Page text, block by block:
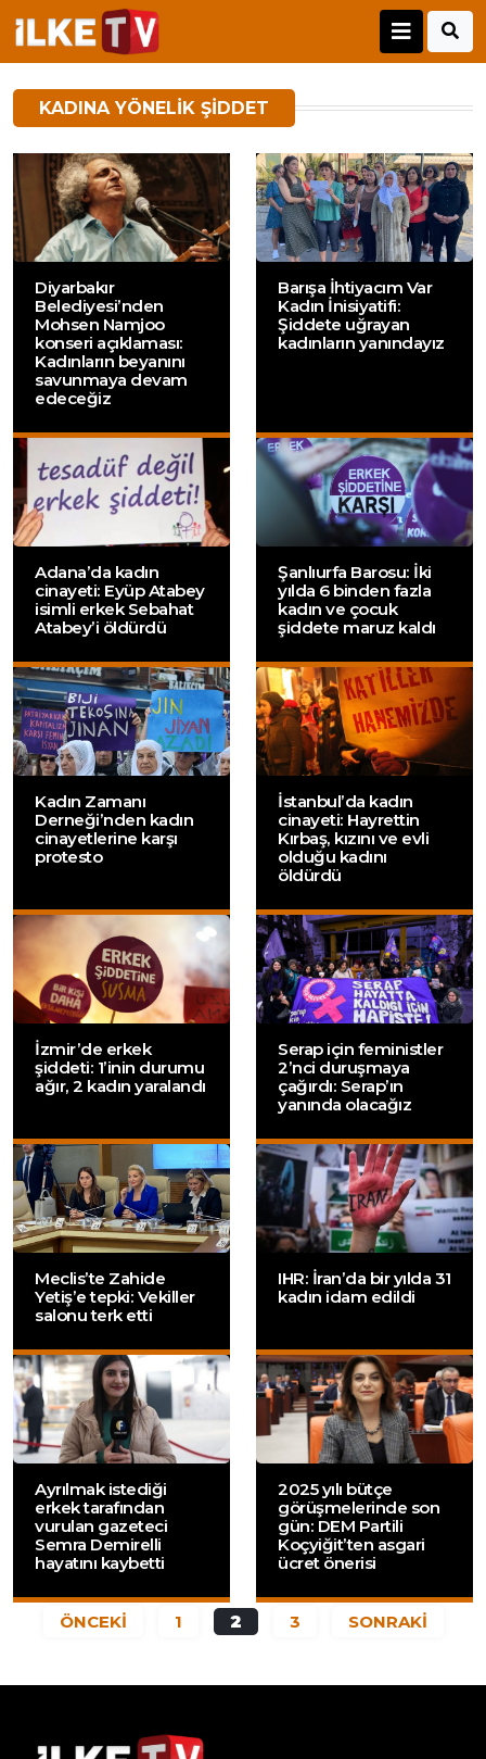
KADINA YÖNELIK ŞIDDET
Diyarbakır
Belediyesi’nden
Mohsen Namjoo
konseri açıklaması:
Kadınların beyanını
savunmaya devam
edeceğiz
Barışa İhtiyacım Var
Kadın İnisiyatifi:
Şiddete uğrayan
kadınların yanındayız
Adana’da kadın
cinayeti: Eyüp Atabey
isimli erkek Sebahat
Atabey’i öldürdü
Şanlıurfa Barosu: İki
yılda 6 binden fazla
kadın ve çocuk
şiddete maruz kaldı
Kadın Zamanı
Derneği’nden kadın
cinayetlerine karşı
protesto
İstanbul’da kadın
cinayeti: Hayrettin
Kırbaş, kızını ve evli
olduğu kadını
öldürdü
İzmir’de erkek
şiddeti: 1’inin durumu
ağır, 2 kadın yaralandı
Serap için feministler
2’nci duruşmaya
çağırdı: Serap’ın
yanında olacağız
Meclis’te Zahide
Yetiş’e tepki: Vekiller
salonu terk etti
IHR: İran’da bir yılda 31
kadın idam edildi
Ayrılmak istediği
erkek tarafından
vurulan gazeteci
Semra Demirelli
hayatını kaybetti
2025 yılı bütçe
görüşmelerinde son
gün: DEM Partili
Koçyiğit’ten asgari
ücret önerisi
ÖNCEKİ 1 2 3 SONRAKİ